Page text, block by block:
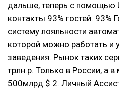
дальше, теперь с
контакты 93% гостей. 93%
систему лояльности
которой можно работать и
заведения. Рынок таких
трлн.р. Только в России, а
500млрд.$ 2. Личный